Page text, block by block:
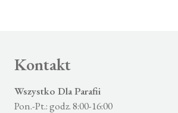
Kontakt
Wszystko Dla Parafii
Pon.-Pt.: godz. 8:00-16:00